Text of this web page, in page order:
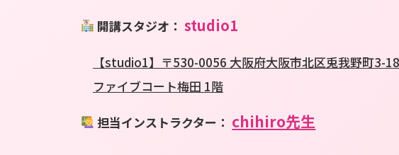
開講スタジオ： studio1
【studio1】〒530-0056 大阪府大阪市北区兎我野町3-18
ファイブコート梅田 1階
担当インストラクター： chihiro先生